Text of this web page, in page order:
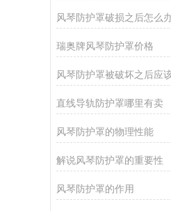
风琴防护罩破损之后怎么
瑞奥牌风琴防护罩价格
风琴防护罩被破坏之后应
直线导轨防护罩哪里有卖
风琴防护罩的物理性能
解说风琴防护罩的重要性
风琴防护罩的作用